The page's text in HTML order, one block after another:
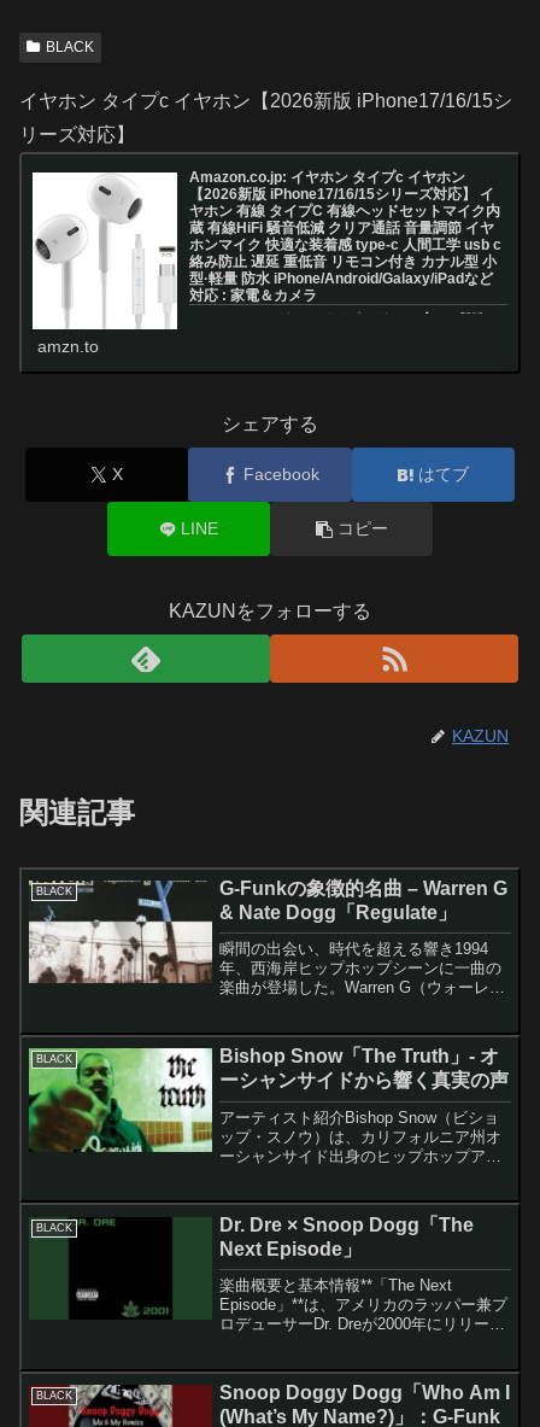
BLACK
イヤホン タイプc イヤホン【2026新版 iPhone17/16/15シ
リーズ対応】
Amazon.co.jp: イヤホン タイプc イヤホン
【2026新版 iPhone17/16/15シリーズ対応】 イ
ヤホン 有線 タイプC 有線ヘッドセットマイク内
蔵 有線HiFi 騒音低減 クリア通話 音量調節 イヤ
ホンマイク 快適な装着感 type-c 人間工学 usb c
絡み防止 遅延 重低音 リモコン付き カナル型 小
型·軽量 防水 iPhone/Android/Galaxy/iPadなど
対応 : 家電＆カメラ
Amazon.co.jp: イヤホン タイプc イヤホン【2026新版
amzn.to
シェアする
X Facebook はてブ
LINE コピー
KAZUNをフォローする
KAZUN
関連記事
BLACK
G-Funkの象徴的名曲 – Warren G
& Nate Dogg「Regulate」
瞬間の出会い、時代を超える響き1994
年、西海岸ヒップホップシーンに一曲の
楽曲が登場した。Warren G（ウォーレ
チャートを駆け上がり、今日に至るま...
BLACK
Bishop Snow「The Truth」- オ
ーシャンサイドから響く真実の声
アーティスト紹介Bishop Snow（ビショ
ップ・スノウ）は、カリフォルニア州オ
ーシャンサイド出身のヒップホップアー
「When I'm Gone」、「The Tru...
BLACK
Dr. Dre × Snoop Dogg「The
Next Episode」
楽曲概要と基本情報**「The Next
Episode」**は、アメリカのラッパー兼プ
ロデューサーDr. Dreが2000年にリリース
のシングルとして発表さ...
BLACK
Snoop Doggy Dogg「Who Am I
(What’s My Name?)」：G-Funk